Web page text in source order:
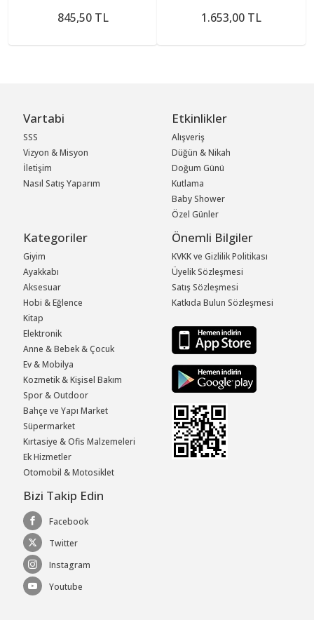
845,50 TL
Denge 3 Oturaklı
1.653,00 TL
Vartabi
SSS
Vizyon & Misyon
İletişim
Nasıl Satış Yaparım
Etkinlikler
Alışveriş
Düğün & Nikah
Doğum Günü
Kutlama
Baby Shower
Özel Günler
Kategoriler
Giyim
Ayakkabı
Aksesuar
Hobi & Eğlence
Kitap
Elektronik
Anne & Bebek & Çocuk
Ev & Mobilya
Kozmetik & Kişisel Bakım
Spor & Outdoor
Bahçe ve Yapı Market
Süpermarket
Kırtasiye & Ofis Malzemeleri
Ek Hizmetler
Otomobil & Motosiklet
Önemli Bilgiler
KVKK ve Gizlilik Politikası
Üyelik Sözleşmesi
Satış Sözleşmesi
Katkıda Bulun Sözleşmesi
Bizi Takip Edin
Facebook
Twitter
Instagram
Youtube